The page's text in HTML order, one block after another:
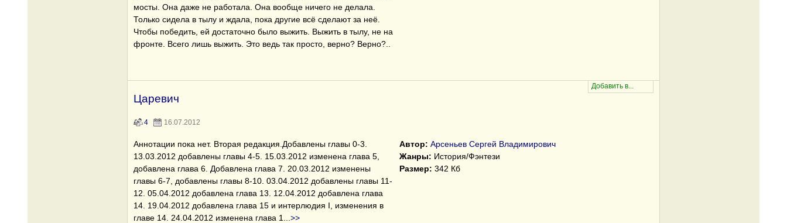
мосты. Она даже не работала. Она вообще ничего не делала.
Только сидела в тылу и ждала, пока другие всё сделают за неё.
Чтобы победить, ей достаточно было выжить. Выжить в тылу, не на
фронте. Всего лишь выжить. Это ведь так просто, верно? Верно?..
Царевич
4 16.07.2012
Аннотации пока нет. Вторая редакция.Добавлены главы 0-3.
13.03.2012 добавлены главы 4-5. 15.03.2012 изменена глава 5,
добавлена глава 6. Добавлена глава 7. 20.03.2012 изменены
главы 6-7, добавлены главы 8-10. 03.04.2012 добавлены главы 11-
12. 05.04.2012 добавлена глава 13. 12.04.2012 добавлена глава
14. 19.04.2012 добавлена глава 15 и интерлюдия I, изменения в
главе 14. 24.04.2012 изменена глава 1
>>
Автор: Арсеньев Сергей Владимирович
Жанры: История/Фэнтези
Размер: 342 Кб